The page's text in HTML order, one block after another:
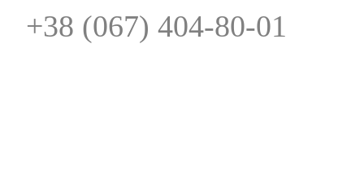
+38 (067) 404-80-01